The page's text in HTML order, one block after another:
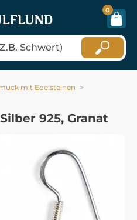
0
mit Edelsteinen
925, Granat